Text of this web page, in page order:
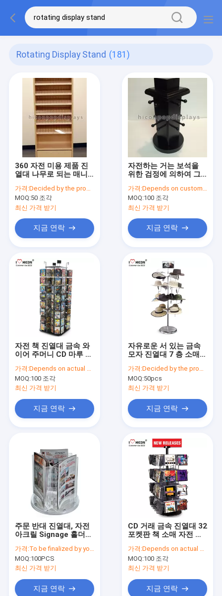
Rotating Display Stand (181)
360 자전 미용 제품 진
열대 나무로 되는 매니
가격:Decided by the product specifications
MOQ:50 조각
최신 가격 받기
지금 연락
자전하는 거는 보석을
위한 검정에 의하여 그
열대
가격:Depends on customer's needs
MOQ:100 조각
최신 가격 받기
지금 연락
자전 책 진열대 금속 와
이어 주머니 CD 마루 진
가격:Depends on actual specifications
MOQ:100 조각
최신 가격 받기
지금 연락
자유로운 서 있는 금속
모자 진열대 7 층 소매점
가격:Decided by the product specifications
MOQ:50pcs
최신 가격 받기
지금 연락
주문 반대 진열대, 자전
아크릴 Signage 홀더
가격:To be finalized by your needs
MOQ:100PCS
최신 가격 받기
지금 연락
CD 거래 금속 진열대 32
포켓판 책 소매 자전 진
가격:Depends on actual specifications
MOQ:100 조각
최신 가격 받기
지금 연락